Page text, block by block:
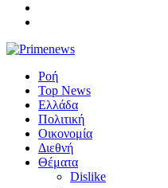
Ροή
Top News
Ελλάδα
Πολιτική
Οικονομία
Διεθνή
Θέματα
Dislike